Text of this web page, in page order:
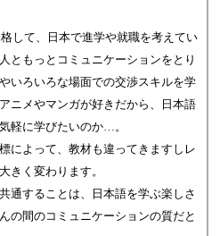
して、日本で進学や就職を考えてい
ともっとコミュニケーションをとり
いろいろな場面での交渉スキルを学
ニメやマンガが好きだから、日本語
軽に学びたいのか…。
によって、教材も違ってきますしレ
きく変わります。
通することは、日本語を学ぶ楽しさ
の間のコミュニケーションの質だと